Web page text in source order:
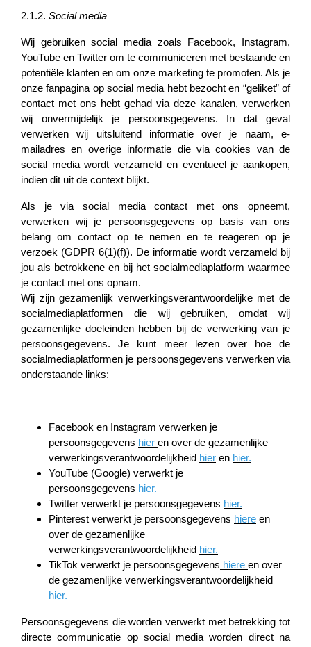
2.1.2. Social media
Wij gebruiken social media zoals Facebook, Instagram,
YouTube en Twitter om te communiceren met bestaande en
potentiële klanten en om onze marketing te promoten. Als je
onze fanpagina op social media hebt bezocht en “geliket” of
contact met ons hebt gehad via deze kanalen, verwerken
wij onvermijdelijk je persoonsgegevens. In dat geval
verwerken wij uitsluitend informatie over je naam, e-
mailadres en overige informatie die via cookies van de
social media wordt verzameld en eventueel je aankopen,
indien dit uit de context blijkt.
Als je via social media contact met ons opneemt,
verwerken wij je persoonsgegevens op basis van ons
belang om contact op te nemen en te reageren op je
verzoek (GDPR 6(1)(f)). De informatie wordt verzameld bij
jou als betrokkene en bij het socialmediaplatform waarmee
je contact met ons opnam.
Wij zijn gezamenlijk verwerkingsverantwoordelijke met de
socialmediaplatformen die wij gebruiken, omdat wij
gezamenlijke doeleinden hebben bij de verwerking van je
persoonsgegevens. Je kunt meer lezen over hoe de
socialmediaplatformen je persoonsgegevens verwerken via
onderstaande links:
Facebook en Instagram verwerken je
persoonsgegevens hier en over de gezamenlijke
verwerkingsverantwoordelijkheid hier en hier.
YouTube (Google) verwerkt je
persoonsgegevens hier.
Twitter verwerkt je persoonsgegevens hier.
Pinterest verwerkt je persoonsgegevens hiere en
over de gezamenlijke
verwerkingsverantwoordelijkheid hier.
TikTok verwerkt je persoonsgegevens hiere en over
de gezamenlijke verwerkingsverantwoordelijkheid
hier.
Persoonsgegevens die worden verwerkt met betrekking tot
directe communicatie op social media worden direct na